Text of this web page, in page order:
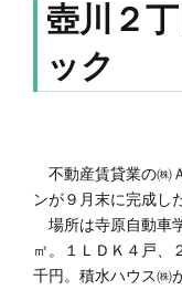
壺川２
ック
不動産賃貸業の㈱
ンが９月末に完成し
場所は寺原自動車
㎡。１ＬＤＫ４戸、
千円。積水ハウス㈱